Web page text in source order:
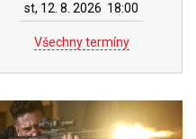
st, 12. 8. 2026 18:00
Všechny termíny